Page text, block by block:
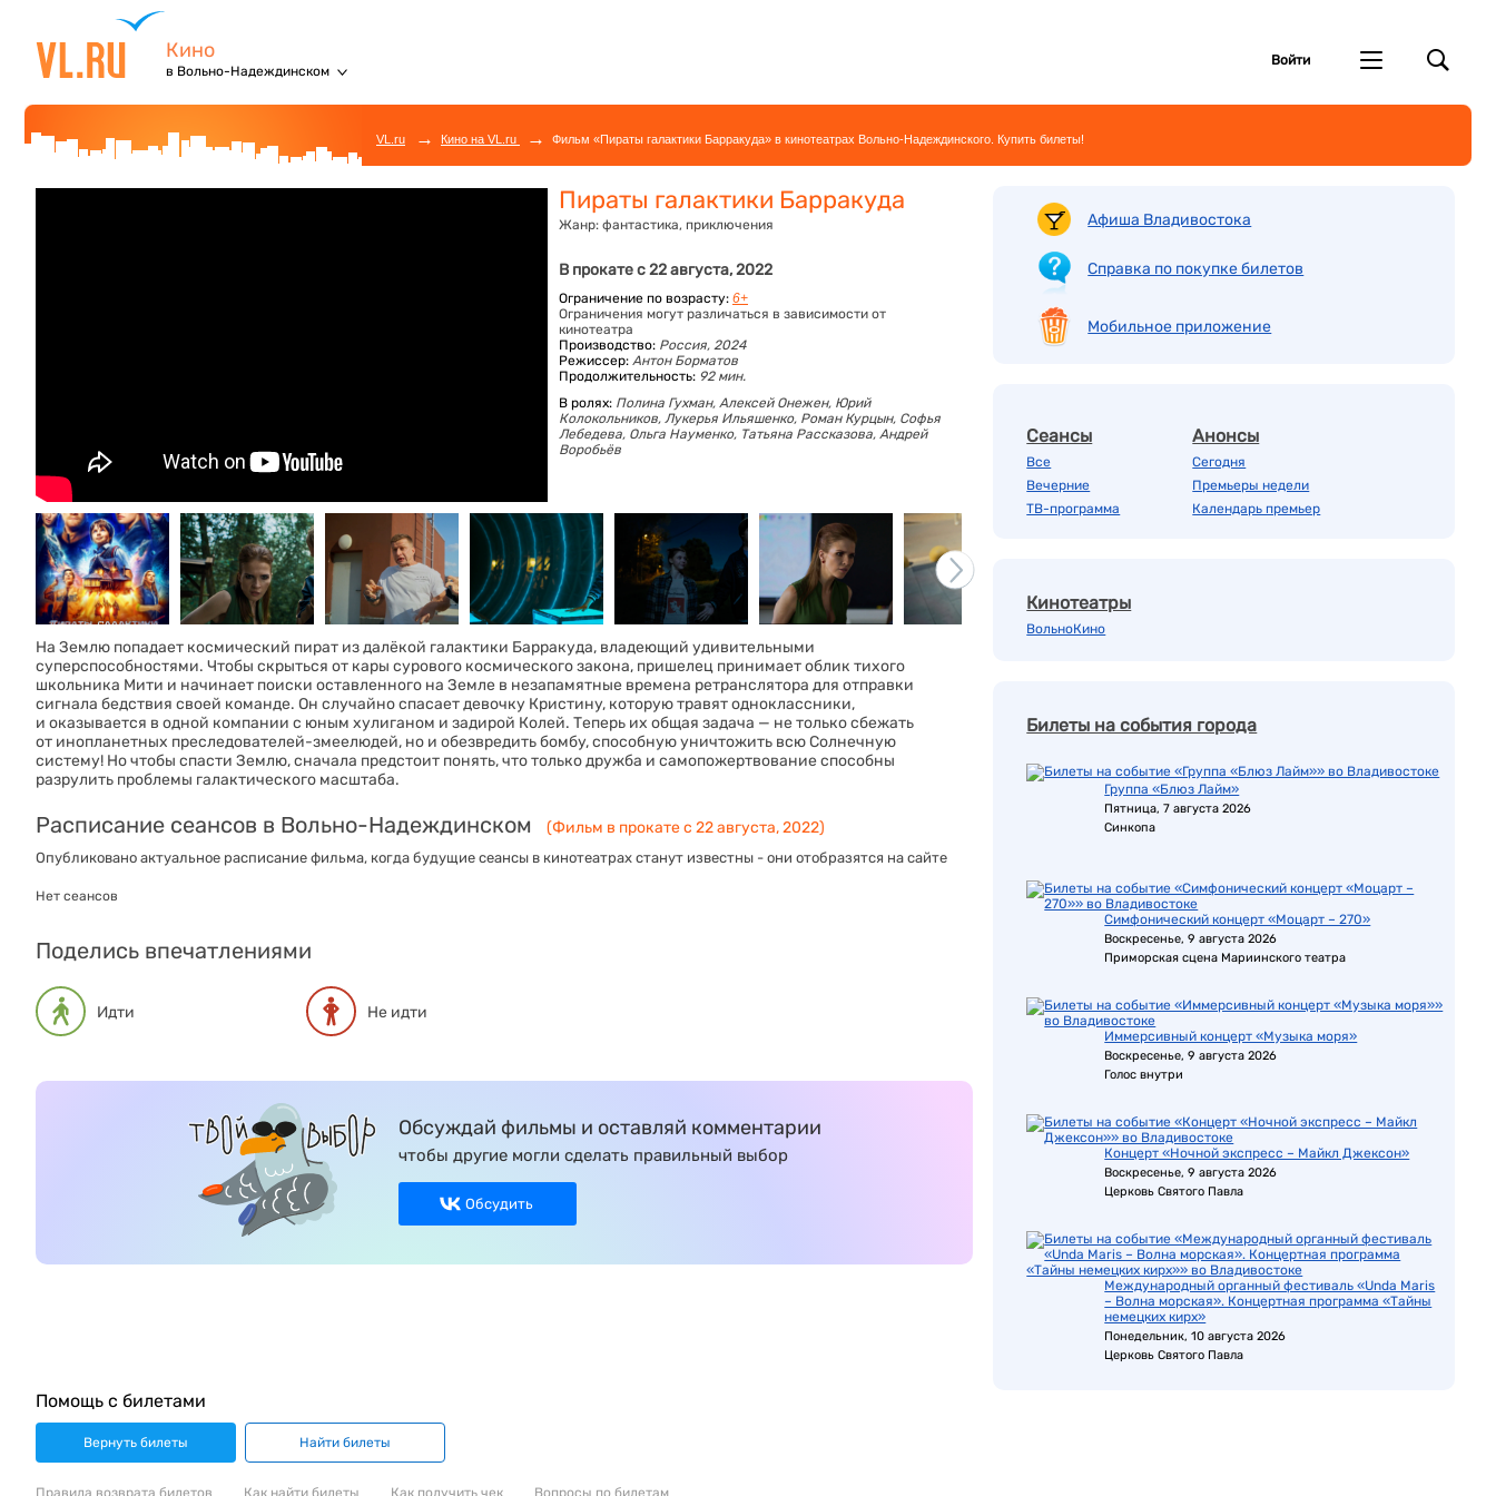
Кино
в Вольно-Надеждинском
Войти
VL.ru → Кино на VL.ru → Фильм «Пираты галактики Барракуда» в кинотеатрах Вольно-Надеждинского. Купить билеты!
Пираты галактики Барракуда
Жанр: фантастика, приключения
В прокате с 22 августа, 2022
Ограничение по возрасту: 6+
Ограничения могут различаться в зависимости от
кинотеатра
Производство: Россия, 2024
Режиссер: Антон Борматов
Продолжительность: 92 мин.
В ролях: Полина Гухман, Алексей Онежен, Юрий
Колокольников, Лукерья Ильяшенко, Роман Курцын, Софья
Лебедева, Ольга Науменко, Татьяна Рассказова, Андрей
Воробьёв
На Землю попадает космический пират из далёкой галактики Барракуда, владеющий удивительными
суперспособностями. Чтобы скрыться от кары сурового космического закона, пришелец принимает облик тихого
школьника Мити и начинает поиски оставленного на Земле в незапамятные времена ретранслятора для отправки
сигнала бедствия своей команде. Он случайно спасает девочку Кристину, которую травят одноклассники,
и оказывается в одной компании с юным хулиганом и задирой Колей. Теперь их общая задача — не только сбежать
от инопланетных преследователей-змеелюдей, но и обезвредить бомбу, способную уничтожить всю Солнечную
систему! Но чтобы спасти Землю, сначала предстоит понять, что только дружба и самопожертвование способны
разрулить проблемы галактического масштаба.
Расписание сеансов в Вольно-Надеждинском (Фильм в прокате с 22 августа, 2022)
Опубликовано актуальное расписание фильма, когда будущие сеансы в кинотеатрах станут известны - они отобразятся на сайте
Нет сеансов
Поделись впечатлениями
Идти Не идти
Обсуждай фильмы и оставляй комментарии
чтобы другие могли сделать правильный выбор
Обсудить
Афиша Владивостока
Справка по покупке билетов
Мобильное приложение
Сеансы
Все
Вечерние
ТВ-программа
Анонсы
Сегодня
Премьеры недели
Календарь премьер
Кинотеатры
ВольноКино
Билеты на события города
Группа «Блюз Лайм»
Пятница, 7 августа 2026
Синкопа
Симфонический концерт «Моцарт – 270»
Воскресенье, 9 августа 2026
Приморская сцена Мариинского театра
Иммерсивный концерт «Музыка моря»
Воскресенье, 9 августа 2026
Голос внутри
Концерт «Ночной экспресс – Майкл Джексон»
Воскресенье, 9 августа 2026
Церковь Святого Павла
Международный органный фестиваль «Unda Maris
– Волна морская». Концертная программа «Тайны
немецких кирх»
Понедельник, 10 августа 2026
Церковь Святого Павла
Помощь с билетами
Вернуть билеты Найти билеты
Правила возврата билетов Как найти билеты Как получить чек Вопросы по билетам